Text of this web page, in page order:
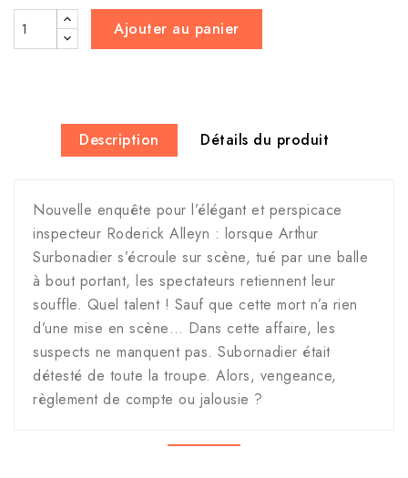
Ajouter au panier
Description Détails du produit
Nouvelle enquête pour l’élégant et perspicace
inspecteur Roderick Alleyn : lorsque Arthur
Surbonadier s’écroule sur scène, tué par une balle
à bout portant, les spectateurs retiennent leur
souffle. Quel talent ! Sauf que cette mort n’a rien
d’une mise en scène… Dans cette affaire, les
suspects ne manquent pas. Subornadier était
détesté de toute la troupe. Alors, vengeance,
règlement de compte ou jalousie ?